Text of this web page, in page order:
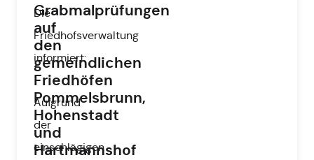
Grabmalprüfungen
auf
den
gemeindlichen
Friedhöfen
Pommelsbrunn,
Hohenstadt
und
Hartmannshof
Die
Friedhofsverwaltung
informiert:
Aufgrund
der
einschlägigen